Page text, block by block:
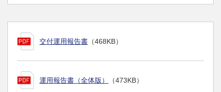
交付運用報告書 （468KB）
運用報告書（全体版） （473KB）